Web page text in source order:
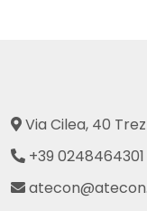
Via Cilea, 40
+39 0248464301